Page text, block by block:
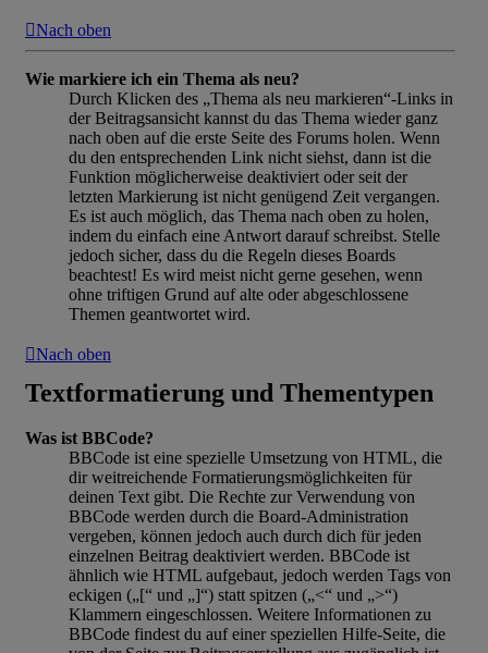
Nach oben
Wie markiere ich ein Thema als neu?
Durch Klicken des „Thema als neu markieren“-Links in
der Beitragsansicht kannst du das Thema wieder ganz
nach oben auf die erste Seite des Forums holen. Wenn
du den entsprechenden Link nicht siehst, dann ist die
Funktion möglicherweise deaktiviert oder seit der
letzten Markierung ist nicht genügend Zeit vergangen.
Es ist auch möglich, das Thema nach oben zu holen,
indem du einfach eine Antwort darauf schreibst. Stelle
jedoch sicher, dass du die Regeln dieses Boards
beachtest! Es wird meist nicht gerne gesehen, wenn
ohne triftigen Grund auf alte oder abgeschlossene
Themen geantwortet wird.
Nach oben
Textformatierung und Thementypen
Was ist BBCode?
BBCode ist eine spezielle Umsetzung von HTML, die
dir weitreichende Formatierungsmöglichkeiten für
deinen Text gibt. Die Rechte zur Verwendung von
BBCode werden durch die Board-Administration
vergeben, können jedoch auch durch dich für jeden
einzelnen Beitrag deaktiviert werden. BBCode ist
ähnlich wie HTML aufgebaut, jedoch werden Tags von
eckigen („[“ und „]“) statt spitzen („<“ und „>“)
Klammern eingeschlossen. Weitere Informationen zu
BBCode findest du auf einer speziellen Hilfe-Seite, die